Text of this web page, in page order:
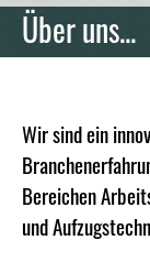
Über uns...
Wir sind ein
Bereichen
und